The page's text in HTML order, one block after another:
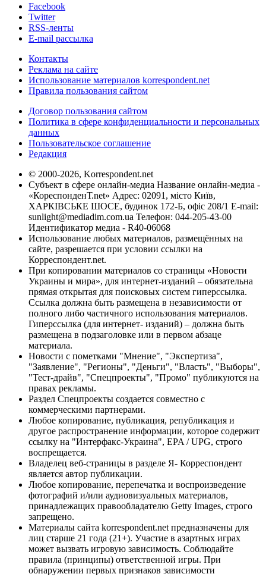
Facebook
Twitter
RSS-ленты
E-mail рассылка
Контакты
Реклама на сайте
Использование материалов korrespondent.net
Правила пользования сайтом
Договор пользования сайтом
Политика в сфере конфиденциальности и персональных
данных
Пользовательское соглашение
Редакция
© 2000-2026, Korrespondent.net
Субъект в сфере онлайн-медиа Название онлайн-медиа -
«КореспонденТ.net» Адрес: 02091, місто Київ,
ХАРКІВСЬКЕ ШОСЕ, будинок 172-Б, офіс 208/1 E-mail:
sunlight@mediadim.com.ua Телефон: 044-205-43-00
Идентификатор медиа - R40-06068
Использование любых материалов, размещённых на
сайте, разрешается при условии ссылки на
Корреспондент.net.
При копировании материалов со страницы «Новости
Украины и мира», для интернет-изданий – обязательна
прямая открытая для поисковых систем гиперссылка.
Ссылка должна быть размещена в независимости от
полного либо частичного использования материалов.
Гиперссылка (для интернет- изданий) – должна быть
размещена в подзаголовке или в первом абзаце
материала.
Новости с пометками "Мнение", "Экспертиза",
"Заявление", "Регионы", "Деньги", "Власть", "Выборы",
"Тест-драйв", "Спецпроекты", "Промо" публикуются на
правах рекламы.
Раздел Спецпроекты создается совместно с
коммерческими партнерами.
Любое копирование, публикация, републикация и
другое распространение информации, которое содержит
ссылку на "Интерфакс-Украина", EPA / UPG, строго
воспрещается.
Владелец веб-страницы в разделе Я- Корреспондент
является автор публикации.
Любое копирование, перепечатка и воспроизведение
фотографий и/или аудиовизуальных материалов,
принадлежащих правообладателю Getty Images, строго
запрещено.
Материалы сайта korrespondent.net предназначены для
лиц старше 21 года (21+). Участие в азартных играх
может вызвать игровую зависимость. Соблюдайте
правила (принципы) ответственной игры. При
обнаружении первых признаков зависимости